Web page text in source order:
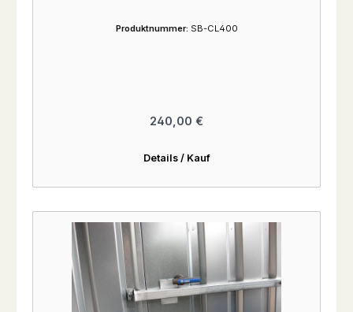
Produktnummer: SB-CL400
Regulärer Preis:
240,00 €
Details / Kauf